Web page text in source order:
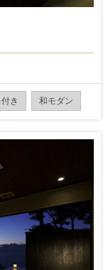
き 和モダン